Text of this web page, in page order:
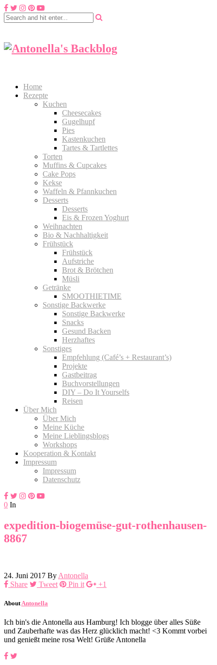
Home
Rezepte
Kuchen
Cheesecakes
Gugelhupf
Pies
Kastenkuchen
Tartes & Tartlettes
Torten
Muffins & Cupcakes
Cake Pops
Kekse
Waffeln & Pfannkuchen
Desserts
Desserts
Eis & Frozen Yoghurt
Weihnachten
Bio & Nachhaltigkeit
Frühstück
Frühstück
Aufstriche
Brot & Brötchen
Müsli
Getränke
SMOOTHIETIME
Sonstige Backwerke
Sonstige Backwerke
Snacks
Gesund Backen
Herzhaftes
Sonstiges
Empfehlung (Café’s + Restaurant’s)
Projekte
Gastbeitrag
Buchvorstellungen
DIY – Do It Yourselfs
Reisen
Über Mich
Über Mich
Meine Küche
Meine Lieblingsblogs
Workshops
Kooperation & Kontakt
Impressum
Impressum
Datenschutz
0 In
expedition-biogemüse-gut-rothenhausen-
8867
24. Juni 2017 By Antonella
Share
Tweet Pin it +1
About Antonella
Ich bin's die Antonella aus Hamburg! Ich blogge über alles Süße
und Zauberhafte was das Herz glücklich macht! <3 Kommt vorbei
und genießt meine rosa Welt! Grüße Antonella